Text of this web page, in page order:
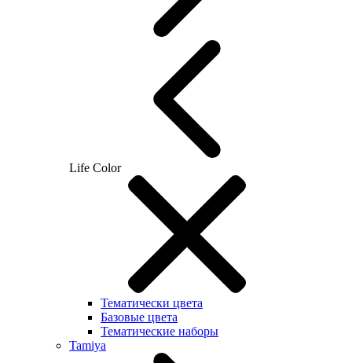
Life Color
Тематически цвета
Базовые цвета
Тематические наборы
Tamiya